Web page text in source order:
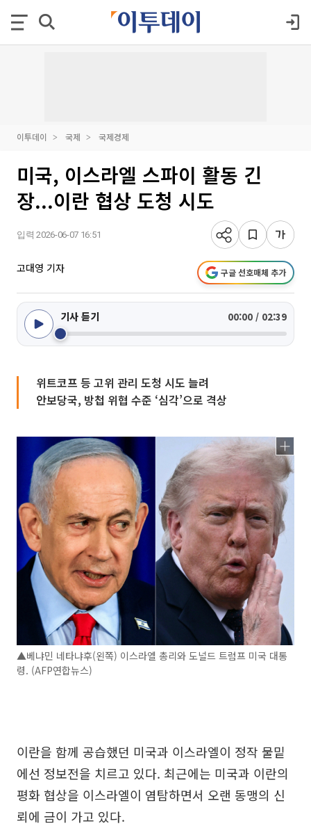
이투데이 국제 국제경제
미국, 이스라엘 스파이 활동 긴
장...이란 협상 도청 시도
입력 2026-06-07 16:51
고대영 기자 구글 선호매체 추가
기사 듣기 00:00 / 02:39
위트코프 등 고위 관리 도청 시도 늘려
안보당국, 방첩 위협 수준 ‘심각’으로 격상
▲베냐민 네타냐후(왼쪽) 이스라엘 총리와 도널드 트럼프 미국 대통
령. (AFP연합뉴스)
이란을 함께 공습했던 미국과 이스라엘이 정작 물밑
에선 정보전을 치르고 있다. 최근에는 미국과 이란의
평화 협상을 이스라엘이 염탐하면서 오랜 동맹의 신
뢰에 금이 가고 있다.